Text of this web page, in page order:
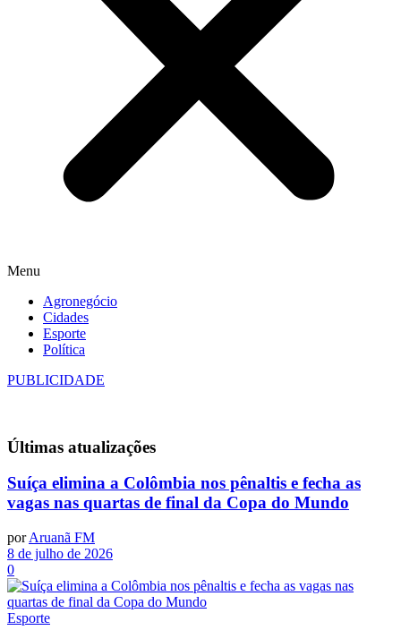
Menu
Agronegócio
Cidades
Esporte
Política
PUBLICIDADE
Últimas atualizações
Suíça elimina a Colômbia nos pênaltis e fecha as
vagas nas quartas de final da Copa do Mundo
por Aruanã FM
8 de julho de 2026
0
Esporte